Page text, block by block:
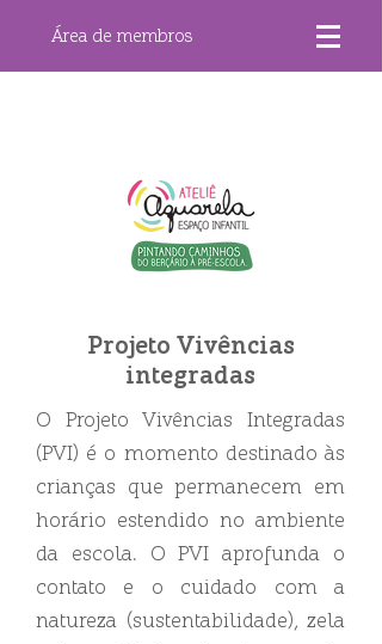
Área de membros
Projeto Vivências
integradas
O Projeto Vivências Integradas
(PVI) é o momento destinado às
crianças que permanecem em
horário estendido no ambiente
da escola. O PVI aprofunda o
contato e o cuidado com a
natureza (sustentabilidade), zela